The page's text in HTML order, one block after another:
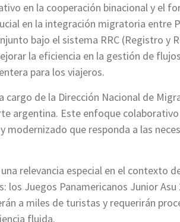
en la cooperación binacional y el
en la integración migratoria entre
bajo el sistema RRC (Registro y
la eficiencia en la gestión de
para los viajeros.
de la Dirección Nacional de
argentina. Este enfoque colaborativo
que responda a las
relevancia especial en el contexto
los Juegos Panamericanos Junior
a miles de turistas y requerirán
fluida.